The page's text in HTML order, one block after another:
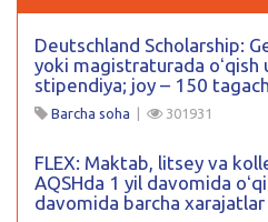
Deutschland Scholarship:
yoki magistraturada oʻqish
stipendiya; joy – 150
Barcha soha 301931
FLEX: Maktab, litsey va
AQSHda 1 yil davomida
davomida barcha